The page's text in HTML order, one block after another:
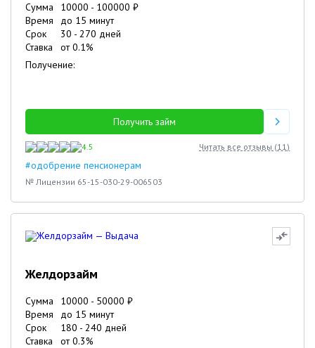
Сумма 10000 - 100000 ₽
Время
до 15 минут
Срок
30 - 270 дней
Ставка
от0.1%
Получение:
Получить займ
4.5 Читать все отзывы (11)
#одобрение пенсионерам
№ Лицензии 65-15-030-29-006503
Желдорзайм
Сумма 10000 - 50000 ₽
Время
до 15 минут
Срок
180 - 240 дней
Ставка
от0.3%